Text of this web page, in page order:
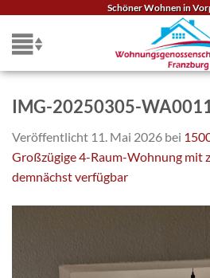
springen
Schöner Wohnen in
IMG-20250305-
Veröffentlicht 11. Mai 2026 bei
Großzügige 4-Raum-Wohnung mit
demnächst verfügbar